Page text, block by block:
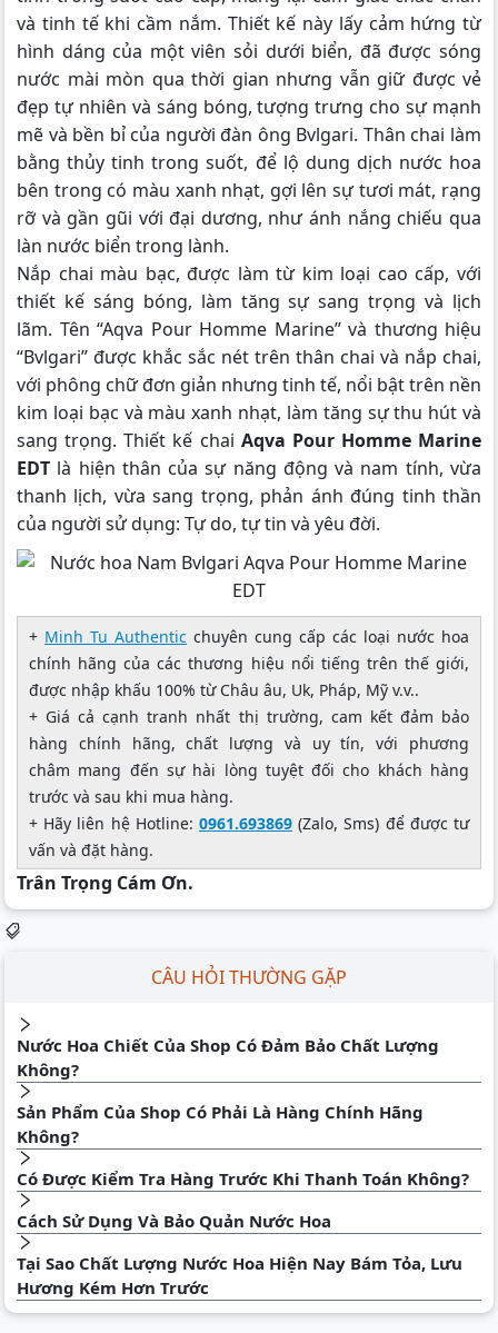
và tinh tế khi cầm nắm. Thiết kế này lấy cảm hứng từ
hình dáng của một viên sỏi dưới biển, đã được sóng
nước mài mòn qua thời gian nhưng vẫn giữ được vẻ
đẹp tự nhiên và sáng bóng, tượng trưng cho sự mạnh
mẽ và bền bỉ của người đàn ông Bvlgari. Thân chai làm
bằng thủy tinh trong suốt, để lộ dung dịch nước hoa
bên trong có màu xanh nhạt, gợi lên sự tươi mát, rạng
rỡ và gần gũi với đại dương, như ánh nắng chiếu qua
làn nước biển trong lành.
Nắp chai màu bạc, được làm từ kim loại cao cấp, với
thiết kế sáng bóng, làm tăng sự sang trọng và lịch
lãm. Tên “Aqva Pour Homme Marine” và thương hiệu
“Bvlgari” được khắc sắc nét trên thân chai và nắp chai,
với phông chữ đơn giản nhưng tinh tế, nổi bật trên nền
kim loại bạc và màu xanh nhạt, làm tăng sự thu hút và
sang trọng. Thiết kế chai Aqva Pour Homme Marine
EDT là hiện thân của sự năng động và nam tính, vừa
thanh lịch, vừa sang trọng, phản ánh đúng tinh thần
của người sử dụng: Tự do, tự tin và yêu đời.
+ Minh Tu Authentic chuyên cung cấp các loại nước hoa
chính hãng của các thương hiệu nổi tiếng trên thế giới,
được nhập khấu 100% từ Châu âu, Uk, Pháp, Mỹ v.v..
+ Giá cả cạnh tranh nhất thị trường, cam kết đảm bảo
hàng chính hãng, chất lượng và uy tín, với phương
châm mang đến sự hài lòng tuyệt đối cho khách hàng
trước và sau khi mua hàng.
+ Hãy liên hệ Hotline: 0961.693869 (Zalo, Sms) để được tư
vấn và đặt hàng.
Trân Trọng Cám Ơn.
CÂU HỎI THƯỜNG GẶP
Nước Hoa Chiết Của Shop Có Đảm Bảo Chất Lượng
Không?
Sản Phẩm Của Shop Có Phải Là Hàng Chính Hãng
Không?
Có Được Kiểm Tra Hàng Trước Khi Thanh Toán Không?
Cách Sử Dụng Và Bảo Quản Nước Hoa
Tại Sao Chất Lượng Nước Hoa Hiện Nay Bám Tỏa, Lưu
Hương Kém Hơn Trước